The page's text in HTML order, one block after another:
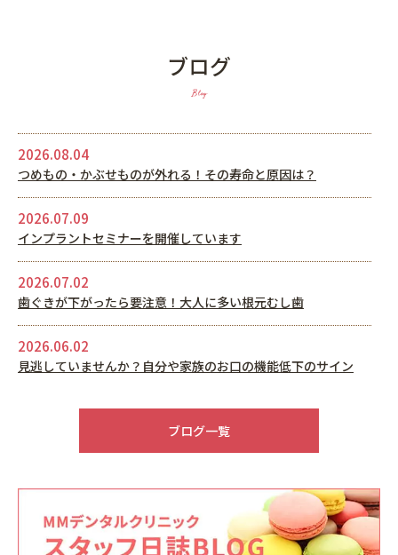
ブログ
Blog
2026.08.04
つめもの・かぶせものが外れる！その寿命と原因は？
2026.07.09
インプラントセミナーを開催しています
2026.07.02
歯ぐきが下がったら要注意！大人に多い根元むし歯
2026.06.02
見逃していませんか？自分や家族のお口の機能低下のサイン
2026.05.22
ブログ一覧